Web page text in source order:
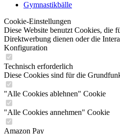
Gymnastikbälle
Cookie-Einstellungen
Diese Website benutzt Cookies, die
Direktwerbung dienen oder die
Konfiguration
Technisch erforderlich
Diese Cookies sind für die
"Alle Cookies ablehnen" Cookie
"Alle Cookies annehmen" Cookie
Amazon Pay